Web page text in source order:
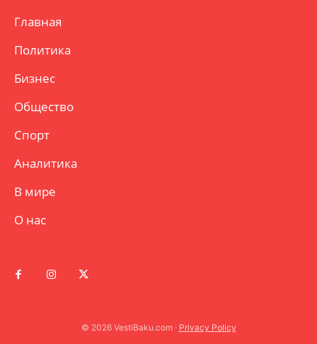
Главная
Политика
Бизнес
Общество
Спорт
Аналитика
В мире
О нас
© 2026 VestiBaku.com · Privacy Policy